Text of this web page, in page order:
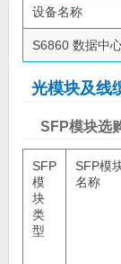
设备名称
S6860 数据中
光模块及线
SFP模块选
SFP
模
块
类
型
SFP模
名称